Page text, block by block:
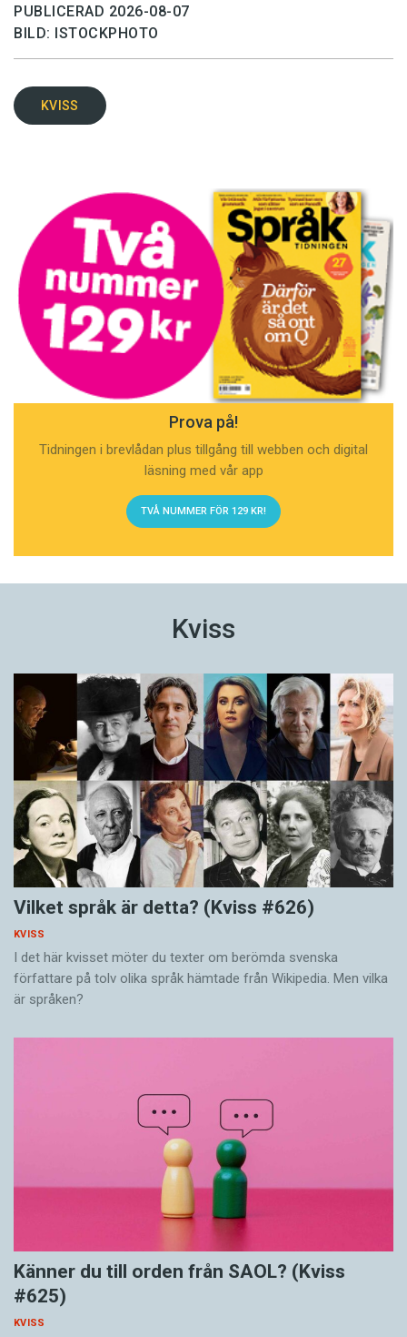
PUBLICERAD 2026-08-07
BILD: ISTOCKPHOTO
KVISS
Prova på!
Tidningen i brevlådan plus tillgång till webben och digital
läsning med vår app
TVÅ NUMMER FÖR 129 KR!
Kviss
Vilket språk är detta? (Kviss #626)
KVISS
I det här kvisset möter du texter om berömda svenska
författare på tolv olika språk hämtade från Wikipedia. Men vilka
är språken?
Känner du till orden från SAOL? (Kviss
#625)
KVISS